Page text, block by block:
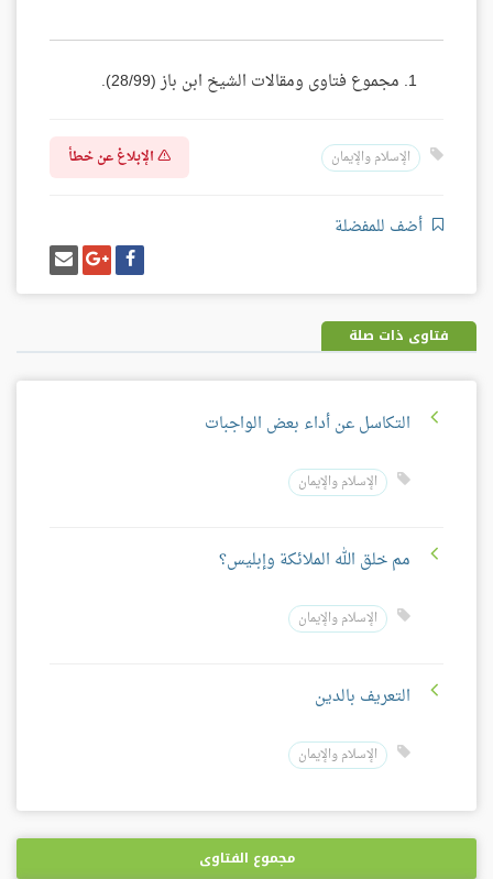
مجموع فتاوى ومقالات الشيخ ابن باز (28/99).
الإسلام والإيمان الإبلاغ عن خطأ
أضف للمفضلة
شارك
على
فيسبوك
شارك
على
غوغل
بلس
إرسل
إيميل
فتاوى ذات صلة
التكاسل عن أداء بعض الواجبات
الإسلام والإيمان
مم خلق الله الملائكة وإبليس؟
الإسلام والإيمان
التعريف بالدين
الإسلام والإيمان
مجموع الفتاوى